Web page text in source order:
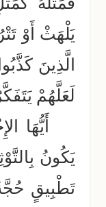
يَلْهَثْ أَوْ
الَّذِينَ
لَعَلَّهُمْ
أَيُّهَا
يَكُونُ
تَطْبِيقٍ